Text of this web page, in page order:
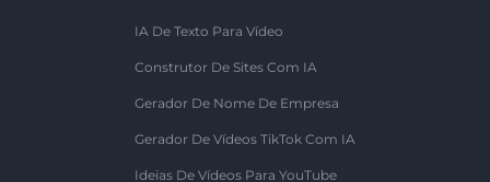
IA De Texto Para Vídeo
Construtor De Sites Com IA
Gerador De Nome De Empresa
Gerador De Vídeos TikTok Com IA
Ideias De Vídeos Para YouTube